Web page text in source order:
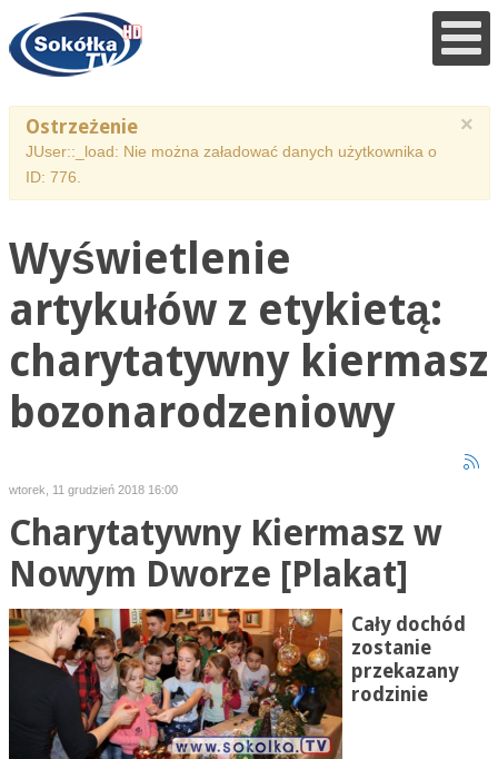
×
Ostrzeżenie
JUser::_load: Nie można załadować danych użytkownika o
ID: 776.
Wyświetlenie
artykułów z etykietą:
charytatywny kiermasz
bozonarodzeniowy
wtorek, 11 grudzień 2018 16:00
Charytatywny Kiermasz w
Nowym Dworze [Plakat]
Cały dochód
zostanie
przekazany
rodzinie